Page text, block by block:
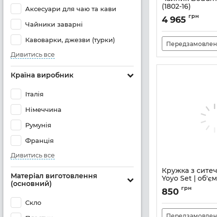
Аксесуари для чаю та кави
Чайники заварні
Кавоварки, джезви (турки)
Дивитись все
Країна виробник
Італія
Німеччина
Румунія
Франція
Дивитись все
Матеріал виготовлення
(основний)
Скло
(1802-16)
Артикул: M06320993
4 965 грн
Кружка з
Yoyo Set |
прозорий
Артикул:
850 грн